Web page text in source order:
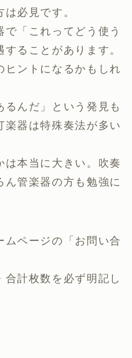
必見です。
「これってどう使う
ることがあります。
ヒントになるかもしれ
るんだ」という発見も
楽器は特殊奏法が多い
は本当に大きい。吹奏
管楽器の方も勉強に
ムページの「お問い合
計枚数を必ず明記し